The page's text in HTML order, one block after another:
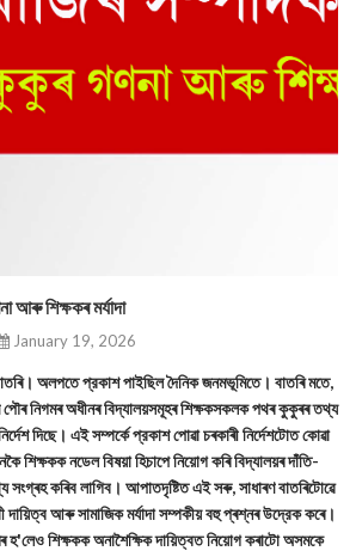
আৰু শিক্ষকৰ মৰ্যাদা
January 19, 2026
অলপতে প্রকাশ পাইছিল দৈনিক জনমভূমিতে। বাতৰি মতে,
পৌৰ নিগমৰ অধীনৰ বিদ্যালয়সমূহৰ শিক্ষকসকলক পথৰ কুকুৰৰ তথ্য
দিছে। এই সম্পর্কে প্রকাশ পোৱা চৰকাৰী নির্দেশটোত কোৱা
শিক্ষকক নডেল বিষয়া হিচাপে নিয়োগ কৰি বিদ্যালয়ৰ দাঁতি-
সংগ্ৰহ কৰিব লাগিব। আপাতদৃষ্টিত এই সৰু, সাধাৰণ বাতৰিটোৱে
আৰু সামাজিক মর্যাদা সম্পকীয় বহু প্ৰশ্নৰ উদ্রেক কৰে।
হ'লেও শিক্ষকক অনাশৈক্ষিক দায়িত্বত নিয়োগ কৰাটো অসমকে